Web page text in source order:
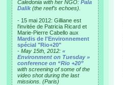
Caledonia with her NGO: Pala
Dalik (the reef’s echoes).
- 15 mai 2012: Gilliane est
l'invitée de Patricia Ricard et
Marie-Pierre Cabello aux
Mardis de l'Environnement
spécial "Rio+20"
- May 15th, 2012: «
Environment on Tuesday »
conference on “Rio +20”
with screening of some of the
video shot during the last
missions. (Paris)